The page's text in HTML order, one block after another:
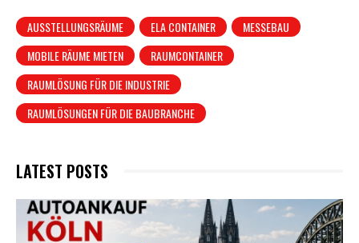
AUSSTELLUNGSRÄUME ELA CONTAINER
MESSEBAU
MOBILE RÄUME MIETEN
RAUMCONTAINER
RAUMLÖSUNG FÜR DIE INDUSTRIE
RAUMLÖSUNGEN FÜR DIE BAUBRANCHE
LATEST POSTS